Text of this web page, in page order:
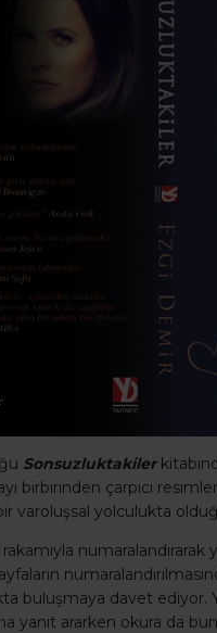
Sonsuzluktakiler
birbirinden çarpıcı
varoluşsal yolculukta
numaralandırarak
buluşmaya davet ediyor.
yanıt ararken okura da